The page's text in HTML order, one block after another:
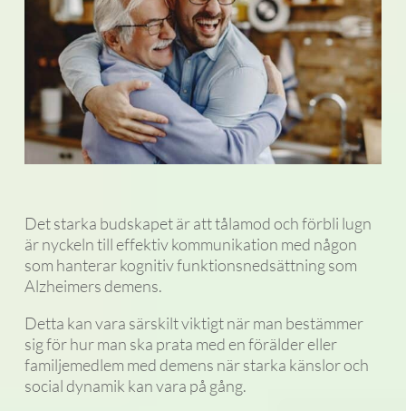
Det starka budskapet är att tålamod och förbli lugn
är nyckeln till effektiv kommunikation med någon
som hanterar kognitiv funktionsnedsättning som
Alzheimers demens.
Detta kan vara särskilt viktigt när man bestämmer
sig för hur man ska prata med en förälder eller
familjemedlem med demens när starka känslor och
social dynamik kan vara på gång.